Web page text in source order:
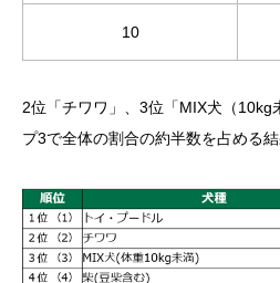
10
2位「チワワ」、3位「MIX犬（10kg
プ3で全体の割合の約半数を占める結